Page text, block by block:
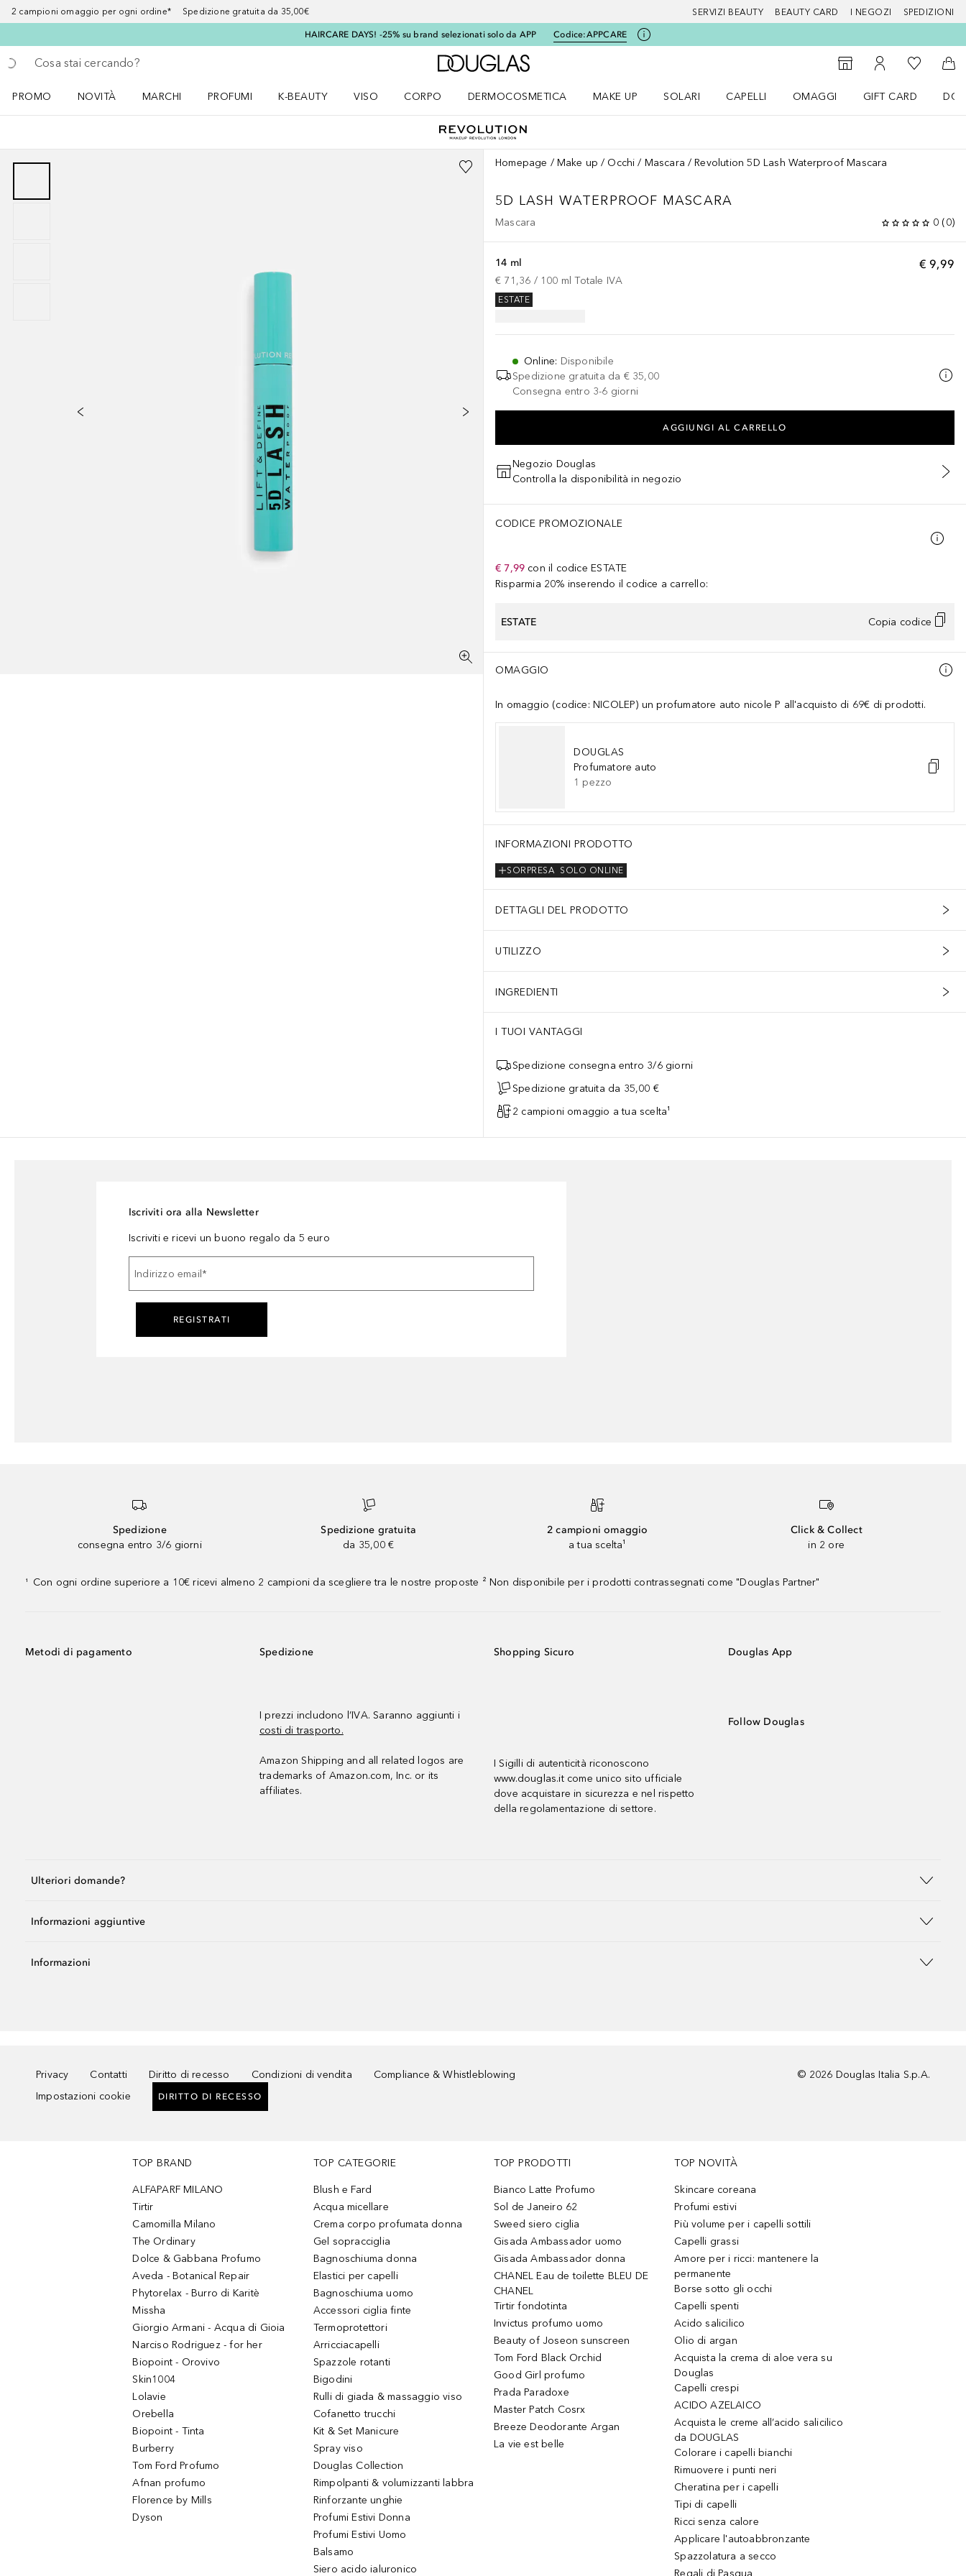
2 campioni omaggio per ogni ordine* Spedizione gratuita da 35,00€ SERVIZI BEAUTY BEAUTY CARD I NEGOZI SPEDIZIONI
HAIRCARE DAYS! -25% su brand selezionati solo da APP Codice:APPCARE
Torna indietro
Esegui ricerca
A Douglas Home
StorefinderAl Mio Account
Alla Mia
Al
PROMO
NOVITÀ
MARCHI
PROFUMI
K-BEAUTY
VISO
CORPO
DERMOCOSMETICA
MAKE UP
SOLARI
CAPELLI
OMAGGI
GIFT CARD
Homepage Make up Occhi Mascara Revolution 5D Lash Waterproof Mascara
5D LASH WATERPROOF MASCARA
Mascara 0 (0)
€ 9,99
14 ml
€ 71,36 / 100 ml Totale IVA
ESTATE
Online: Disponibile
Spedizione gratuita da € 35,00
Consegna entro 3-6 giorni
AGGIUNGI AL CARRELLO
Negozio Douglas
Controlla la disponibilità in negozio
CODICE PROMOZIONALE
€ 7,99 con il codice ESTATE
Risparmia 20% inserendo il codice a carrello:
ESTATE Copia codice
OMAGGIO
In omaggio (codice: NICOLEP) un profumatore auto nicole P all'acquisto di 69€ di prodotti.
DOUGLAS
Profumatore auto
1 pezzo
INFORMAZIONI PRODOTTO
SOLO ONLINE
SORPRESA
DETTAGLI DEL PRODOTTO
UTILIZZO
INGREDIENTI
I TUOI VANTAGGI
Spedizione consegna entro 3/6 giorni
Spedizione gratuita da 35,00 €
2 campioni omaggio a tua scelta¹
Iscriviti ora alla Newsletter
Iscriviti e ricevi un buono regalo da 5 euro
Indirizzo email *
REGISTRATI
Spedizione
consegna entro 3/6 giorni
Spedizione gratuita
da 35,00 €
2 campioni omaggio
a tua scelta¹
Click & Collect
in 2 ore
¹ Con ogni ordine superiore a 10€ ricevi almeno 2 campioni da scegliere tra le nostre proposte ² Non disponibile per i prodotti contrassegnati come "Douglas Partner"
Metodi di pagamento Spedizione
I prezzi includono l’IVA. Saranno aggiunti i
costi di trasporto.
Amazon Shipping and all related logos are
trademarks of Amazon.com, Inc. or its
affiliates.
Shopping Sicuro
I Sigilli di autenticità riconoscono
www.douglas.it come unico sito ufficiale
dove acquistare in sicurezza e nel rispetto
della regolamentazione di settore.
Douglas App
Follow Douglas
Ulteriori domande?
Informazioni aggiuntive
Informazioni
Privacy Contatti Diritto di recesso Condizioni di vendita
Compliance & Whistleblowing
Impostazioni cookie
DIRITTO DI RECESSO
© 2026 Douglas Italia S.p.A.
TOP BRAND
ALFAPARF MILANO
Tirtir
Camomilla Milano
The Ordinary
Dolce & Gabbana Profumo
Aveda - Botanical Repair
Phytorelax - Burro di Karitè
Missha
Giorgio Armani - Acqua di Gioia
Narciso Rodriguez - for her
Biopoint - Orovivo
Skin1004
Lolavie
Orebella
Biopoint - Tinta
Burberry
Tom Ford Profumo
Afnan profumo
Florence by Mills
Dyson
TOP CATEGORIE
Blush e Fard
Acqua micellare
Crema corpo profumata donna
Gel sopracciglia
Bagnoschiuma donna
Elastici per capelli
Bagnoschiuma uomo
Accessori ciglia finte
Termoprotettori
Arricciacapelli
Spazzole rotanti
Bigodini
Rulli di giada & massaggio viso
Cofanetto trucchi
Kit & Set Manicure
Spray viso
Douglas Collection
Rimpolpanti & volumizzanti labbra
Rinforzante unghie
Profumi Estivi Donna
Profumi Estivi Uomo
Balsamo
Siero acido ialuronico
TOP PRODOTTI
Bianco Latte Profumo
Sol de Janeiro 62
Sweed siero ciglia
Gisada Ambassador uomo
Gisada Ambassador donna
CHANEL Eau de toilette BLEU DE
CHANEL
Tirtir fondotinta
Invictus profumo uomo
Beauty of Joseon sunscreen
Tom Ford Black Orchid
Good Girl profumo
Prada Paradoxe
Master Patch Cosrx
Breeze Deodorante Argan
La vie est belle
TOP NOVITÀ
Skincare coreana
Profumi estivi
Più volume per i capelli sottili
Capelli grassi
Amore per i ricci: mantenere la
permanente
Borse sotto gli occhi
Capelli spenti
Acido salicilico
Olio di argan
Acquista la crema di aloe vera su
Douglas
Capelli crespi
ACIDO AZELAICO
Acquista le creme all’acido salicilico
da DOUGLAS
Colorare i capelli bianchi
Rimuovere i punti neri
Cheratina per i capelli
Tipi di capelli
Ricci senza calore
Applicare l'autoabbronzante
Spazzolatura a secco
Regali di Pasqua